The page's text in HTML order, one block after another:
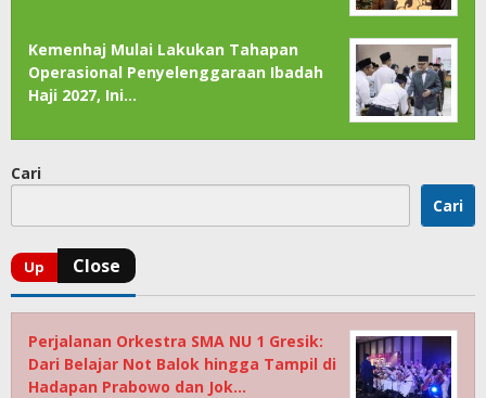
Kemenhaj Mulai Lakukan Tahapan
Operasional Penyelenggaraan Ibadah
Haji 2027, Ini…
Cari
Cari
Perjalanan Orkestra SMA NU 1 Gresik:
Dari Belajar Not Balok hingga Tampil di
Hadapan Prabowo dan Jok…